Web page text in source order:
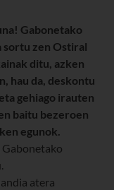
Gabonetako
sortu zen Ostiral
ditu, azken
hau da, deskontu
gehiago irauten
baitu bezeroen
egunok.
Gabonetako
atera